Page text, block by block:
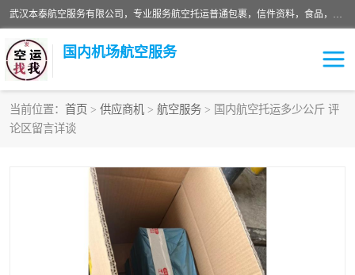
武汉本泰航空服务有限公司，专业服务航空托运普通包裹，信件资料，食品，服装，快消品等运输的专线空运，完善的网络服务确保为客户提供准确、*、安全的“门对门”服务，本着“诚信为本、精诚合作”的服务宗旨.“以安全运输为保障，以运价合理要求市场”的经营理念。武汉机场货运、武汉航空物流、武汉空运、武汉天河国际机场东方、南方、国际航空、机场空运业务覆盖国内二三线机场城市，如：武汉-敦煌、武汉-柳州等
国内机场航空服务
当前位置： 首页 > 供应商机 > 航空服务 > 国内航空托运多少公斤 评
论区留言详谈
航空服务